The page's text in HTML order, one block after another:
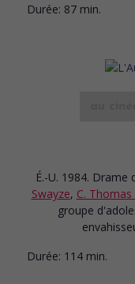
Durée: 87 min.
É.-U. 1984. Drame
Swayze, C.
groupe
Durée: 114 min.